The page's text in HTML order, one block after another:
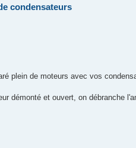
condensateurs
plein de moteurs avec vos
démonté et ouvert, on débranche